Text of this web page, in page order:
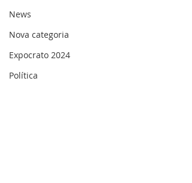
News
Nova categoria
Expocrato 2024
Política